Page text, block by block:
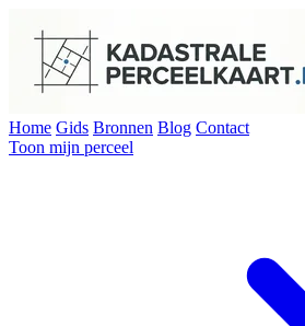
Home Gids Bronnen Blog Contact
Toon mijn perceel